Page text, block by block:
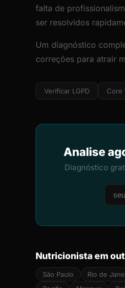
falta de
ser resolvidos
Um diagnóstico
correções para atrair
Verificar LGPD Core
Analise
Diagnóstico
Nutricionista em
São Paulo Rio de